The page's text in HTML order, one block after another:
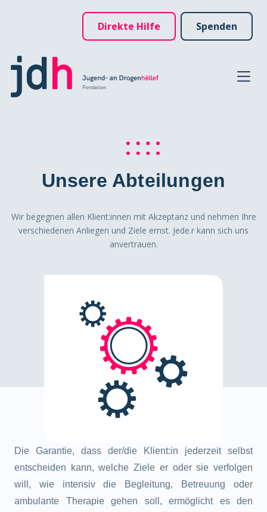
Direkte Hilfe Spenden
Unsere Abteilungen
Wir begegnen allen Klient:innen mit Akzeptanz und nehmen Ihre
verschiedenen Anliegen und Ziele ernst. Jede.r kann sich uns
anvertrauen.
Die Garantie, dass der/die Klient:in jederzeit selbst
entscheiden kann, welche Ziele er oder sie verfolgen
will, wie intensiv die Begleitung, Betreuung oder
ambulante Therapie gehen soll, ermöglicht es den